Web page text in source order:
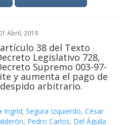
Abril, 2019
38 del Texto
Legislativo 728,
Supremo 003-97-
y aumenta el pago de
arbitrario.
Ingrid; Segura Izquierdo, César
Pedro Carlos; Del Águila